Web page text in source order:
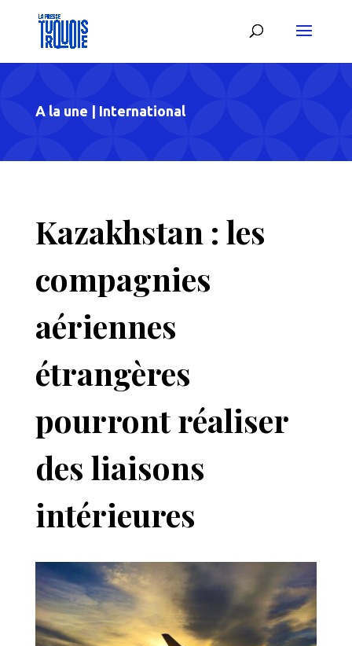
A la une International
Kazakhstan : les
compagnies
aériennes
étrangères
pourront réaliser
des liaisons
intérieures